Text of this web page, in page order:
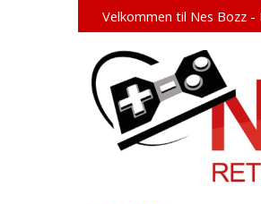
Velkommen til Nes Bozz